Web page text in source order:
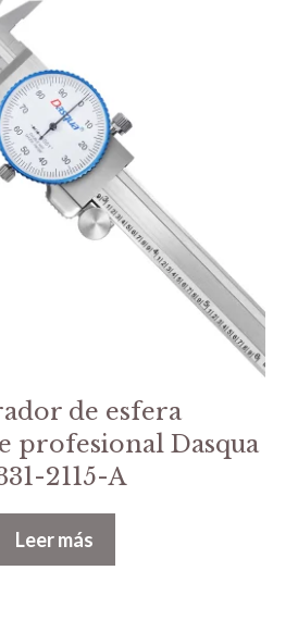
de esfera
profesional Dasqua
2115-A
Leer más